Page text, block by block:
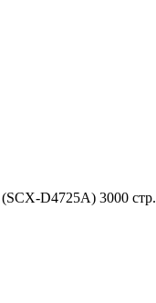
D4725A) 3000 стр.